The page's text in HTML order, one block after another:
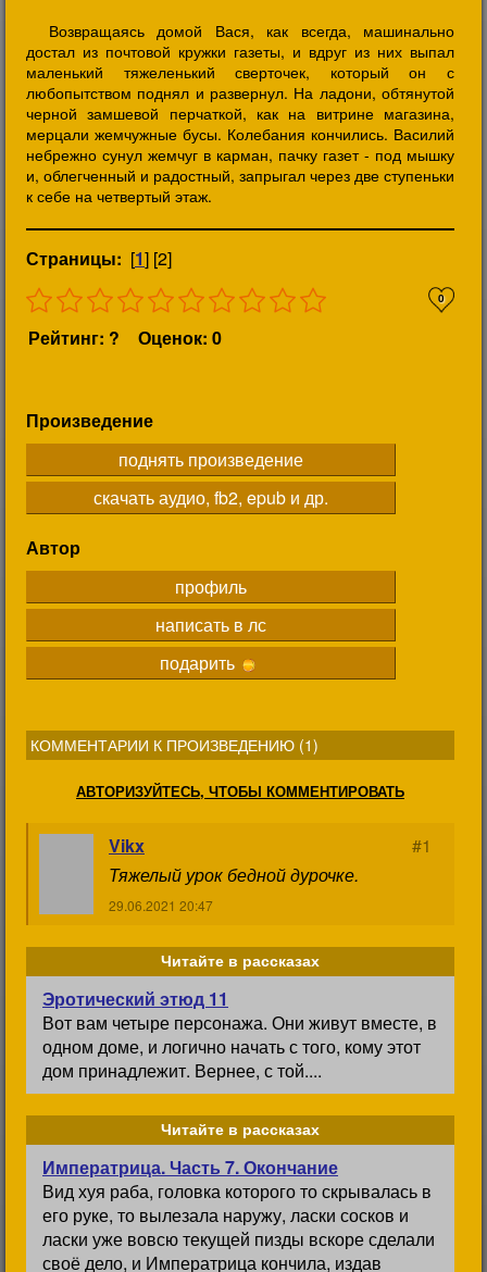
Возвращаясь домой Вася, как всегда, машинально
достал из почтовой кружки газеты, и вдруг из них выпал
маленький тяжеленький сверточек, который он с
любопытством поднял и развернул. На ладони, обтянутой
черной замшевой перчаткой, как на витрине магазина,
мерцали жемчужные бусы. Колебания кончились. Василий
небрежно сунул жемчуг в карман, пачку газет - под мышку
и, облегченный и радостный, запрыгал через две ступеньки
к себе на четвертый этаж.
Страницы: [1] [2]
0
Рейтинг: ? Оценок: 0
Произведение
поднять произведение
скачать аудио, fb2, epub и др.
Автор
профиль
написать в лс
подарить
КОММЕНТАРИИ К ПРОИЗВЕДЕНИЮ (1)
АВТОРИЗУЙТЕСЬ, ЧТОБЫ КОММЕНТИРОВАТЬ
Vikx
#1
Тяжелый урок бедной дурочке.
29.06.2021 20:47
Читайте в рассказах
Эротический этюд 11
Вот вам четыре персонажа. Они живут вместе, в
одном доме, и логично начать с того, кому этот
дом принадлежит. Вернее, с той....
Читайте в рассказах
Императрица. Часть 7. Окончание
Вид хуя раба, головка которого то скрывалась в
его руке, то вылезала наружу, ласки сосков и
ласки уже вовсю текущей пизды вскоре сделали
своё дело, и Императрица кончила, издав